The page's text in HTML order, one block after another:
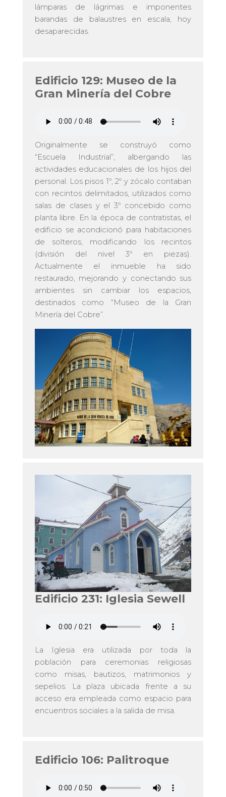
lámparas de lágrimas e imponentes
barandas de balaustres en escala, hoy
desaparecidas.
Edificio 129: Museo de la
Gran Minería del Cobre
Originalmente se construyó como
“Escuela Industrial”, albergando las
actividades educacionales de los hijos del
personal. Los pisos 1º, 2º y zócalo contaban
con recintos delimitados, utilizados como
salas de clases y el 3º concebido como
planta libre. En la época de contratistas, el
edificio se acondicionó para habitaciones
de solteros, modificando los recintos
(división del nivel 3º en piezas).
Actualmente el inmueble ha sido
restaurado, mejorando y conectando sus
ambientes sin cambiar los espacios,
destinados como “Museo de la Gran
Minería del Cobre”.
Edificio 231: Iglesia Sewell
La Iglesia era utilizada por toda la
población para ceremonias religiosas
como misas, bautizos, matrimonios y
sepelios. La plaza ubicada frente a su
acceso era empleada como espacio para
encuentros sociales a la salida de misa.
Edificio 106: Palitroque